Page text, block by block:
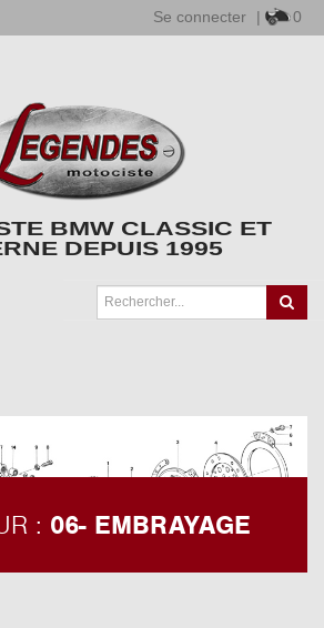
Se connecter | 0
BMW CLASSIC ET
DEPUIS 1995
: 06- EMBRAYAGE